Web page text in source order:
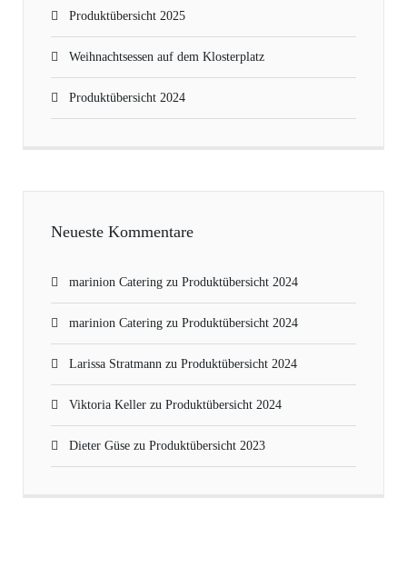
Produktübersicht 2025
Weihnachtsessen auf dem Klosterplatz
Produktübersicht 2024
Neueste Kommentare
marinion Catering zu Produktübersicht 2024
marinion Catering zu Produktübersicht 2024
Larissa Stratmann zu Produktübersicht 2024
Viktoria Keller zu Produktübersicht 2024
Dieter Güse zu Produktübersicht 2023